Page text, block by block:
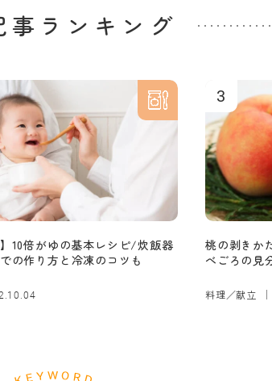
事ランキング
】10倍がゆの基本レシピ/炊飯器
の作り方と冷凍のコツも
3
桃の剥きか
べごろの見
料理／献立